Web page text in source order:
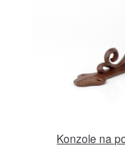
Konzole na